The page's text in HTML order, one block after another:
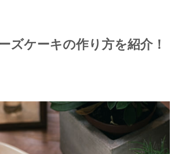
ズケーキの作り方を紹介！